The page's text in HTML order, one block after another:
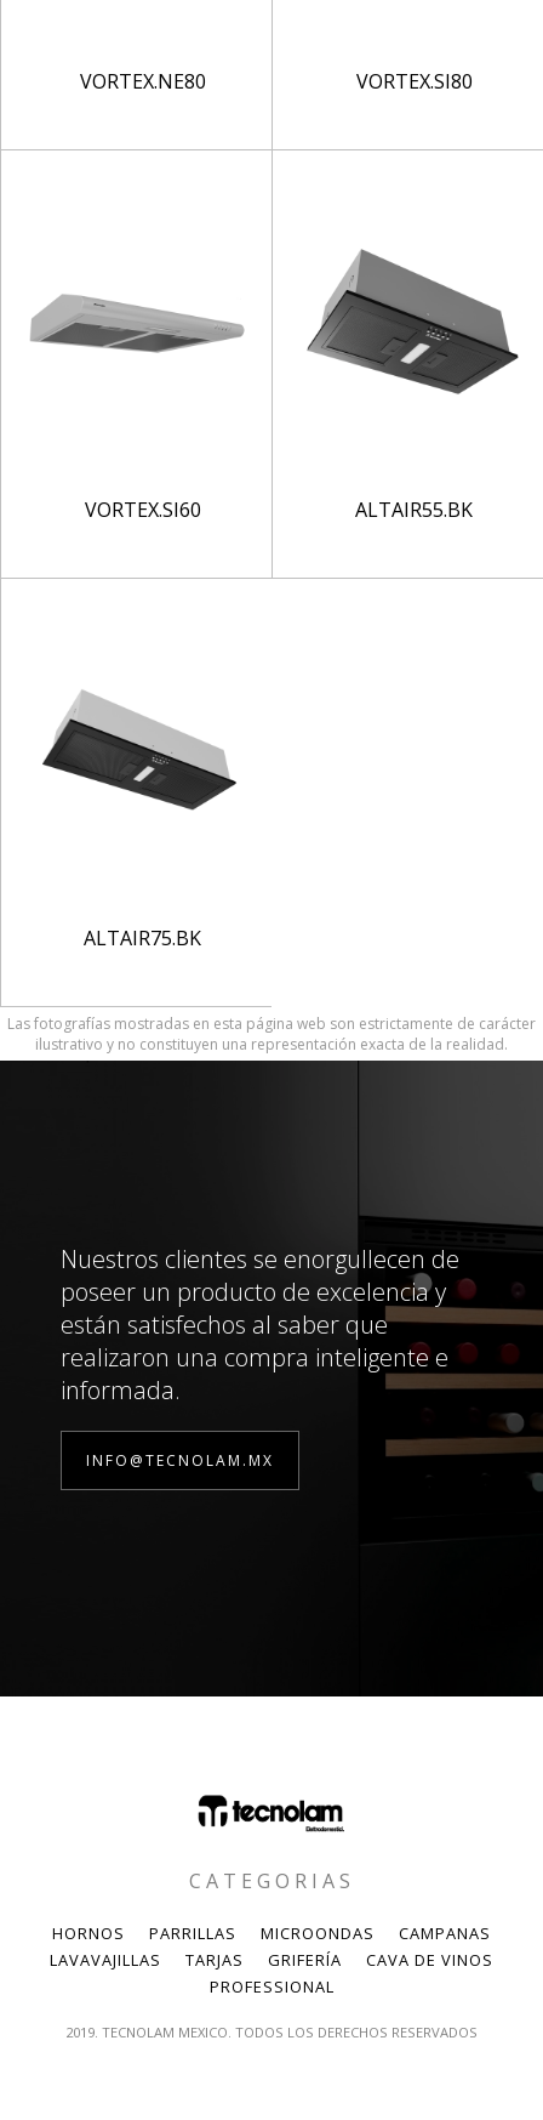
VORTEX.NE80 VORTEX.SI80
VORTEX.SI60 ALTAIR55.BK
ALTAIR75.BK
Las fotografías mostradas en esta página web son estrictamente de carácter
ilustrativo y no constituyen una representación exacta de la realidad.
Nuestros clientes se enorgullecen de
poseer un producto de excelencia y
están satisfechos al saber que
realizaron una compra inteligente e
informada.
INFO@TECNOLAM.MX
CATEGORIAS
HORNOS PARRILLAS MICROONDAS
CAMPANAS
LAVAVAJILLAS
TARJAS GRIFERÍA
CAVA DE VINOS
PROFESSIONAL
2019. TECNOLAM MEXICO. TODOS LOS DERECHOS RESERVADOS